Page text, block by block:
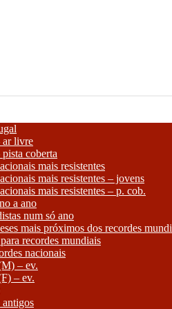
ar livre
coberta
mais resistentes
mais resistentes – jovens
mais resistentes – p. cob.
a ano
num só ano
mais próximos dos recordes
recordes mundiais
nacionais
– ev.
– ev.